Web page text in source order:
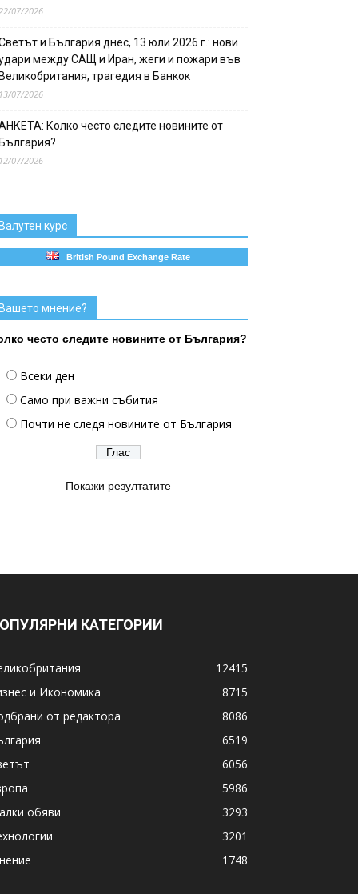
07/2026
и България днес, 13 юли 2026 г.: нови
между САЩ и Иран, жеги и пожари във
трагедия в Банкок
07/2026
Колко често следите новините от
07/2026
курс
British Pound Exchange Rate
мнение?
често следите новините от България?
Всеки ден
Само при важни събития
Почти не следя новините от България
Покажи резултатите
КАТЕГОРИИ
12415
и Икономика
8715
от редактора
8086
6519
6056
5986
обяви
3293
3201
1748